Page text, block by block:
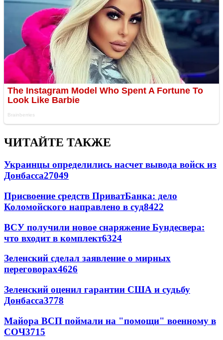
ЧИТАЙТЕ ТАКЖЕ
Украинцы определились насчет вывода войск из
Донбасса27049
Присвоение средств ПриватБанка: дело
Коломойского направлено в суд8422
ВСУ получили новое снаряжение Бундесвера:
что входит в комплект6324
Зеленский сделал заявление о мирных
переговорах4626
Зеленский оценил гарантии США и судьбу
Донбасса3778
Майора ВСП поймали на "помощи" военному в
СОЧ3715